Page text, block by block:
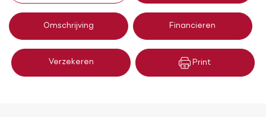
Omschrijving Financieren
Verzekeren Print